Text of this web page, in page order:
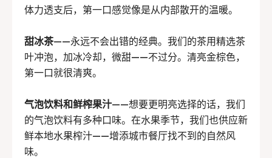
体力透支后，第一口感觉像是从内部散开的温暖。
甜冰茶——永远不会出错的经典。我们的茶用精选茶
叶冲泡，加冰冷却，微甜——不过分。清亮金棕色，
第一口就很清爽。
气泡饮料和鲜榨果汁——想要更明亮选择的话，我们
的气泡饮料有多种口味。在水果季节，我们也供应新
鲜本地水果榨汁——增添城市餐厅找不到的自然风
味。